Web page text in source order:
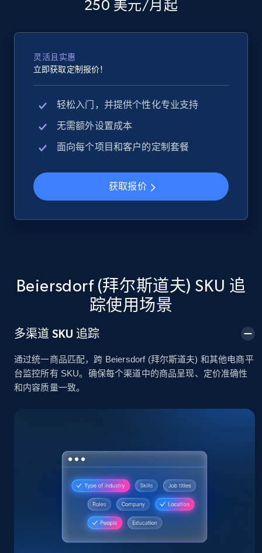
359+ 立即开始
Google Shopping
URL, Product id, Title, Product description,
Rating, Reviews count, Images, Variations, and
more.
2.4K+ 199+ 立即开始
Google Shopping - collects products from
2.4K+ 199+ 立即开始
Title, Seller name, Brand, Description, Initial
price, Currency, Availability, Reviews count, and
more.
Amazon products global dataset - Collects
products by specific category URL
Title, Seller name, Brand, Description, Initial
price, Currency, Availability, Reviews count, and
250 美元/月起
灵活且实惠
立即获取定制报价！
轻松入门，并提供个性化专业支持
无需额外设置成本
面向每个项目和客户的定制套餐
获取报价
Beiersdorf (拜尔斯道夫) SKU 追
踪使用场景
多渠道 SKU 追踪
通过统一商品匹配，跨 Beiersdorf (拜尔斯道夫) 和其他电商平
台监控所有 SKU。确保每个渠道中的商品呈现、定价准确性
和内容质量一致。